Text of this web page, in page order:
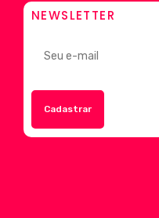
NEWSLETTER